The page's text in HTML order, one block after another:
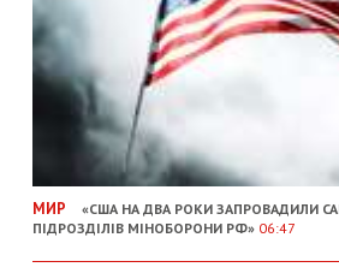
МИР
«США НА ДВА РОКИ ЗАПРОВАДИЛИ
ПІДРОЗДІЛІВ МІНОБОРОНИ РФ» 06:47